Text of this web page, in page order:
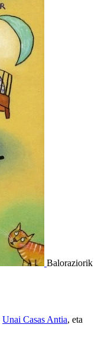
Baloraziorik
Unai Casas Antia, eta